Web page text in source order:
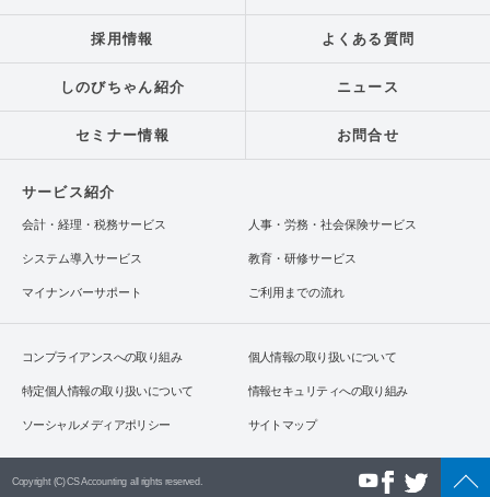
採用情報 よくある質問
しのびちゃん紹介 ニュース
セミナー情報 お問合せ
サービス紹介
会計・経理・税務サービス 人事・労務・社会保険サービス
システム導入サービス 教育・研修サービス
マイナンバーサポート ご利用までの流れ
コンプライアンスへの取り組み 個人情報の取り扱いについて
特定個人情報の取り扱いについて 情報セキュリティへの取り組み
ソーシャルメディアポリシー サイトマップ
Copyright (C) CS Accounting all rights reserved.